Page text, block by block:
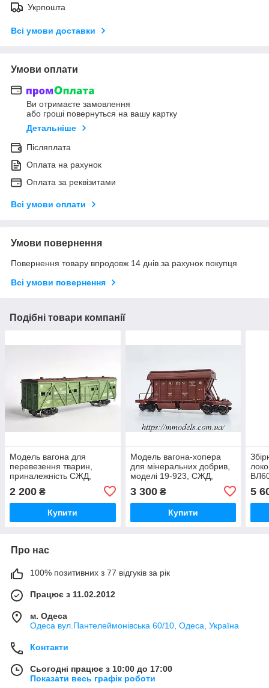
Укрпошта
Всі умови доставки
Умови оплати
Ви отримаєте замовлення
або гроші повернуться на вашу картку
Детальніше
Післяплата
Оплата на рахунок
Оплата за реквізитами
Всі умови оплати
Умови повернення
Повернення товару впродовж 14 днів за рахунок покупця
Всі умови повернення
Подібні товари компанії
Модель вагона для
перевезення тварин,
приналежність СЖД,
2 200 ₴
Купити
Модель вагона-хопера
для мінеральних добрив,
моделі 19-923, СЖД,
3 300₴
Купити
5
Про нас
100% позитивних з 77 відгуків за рік
Працює з 11.02.2012
м. Одеса
Одеса вул.Пантелеймонівська 60/10, Одеса, Україна
Контакти
Сьогодні працює з 10:00 до 17:00
Показати весь графік роботи